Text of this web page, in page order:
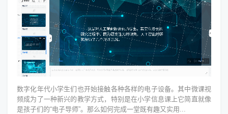
数字化年代小学生们也开始接触各种各样的电子设备。其中微课视
频成为了一种新兴的教学方式，特别是在小学信息课上它简直就像
是孩子们的“电子导师”。那么如何完成一堂既有趣又实用...